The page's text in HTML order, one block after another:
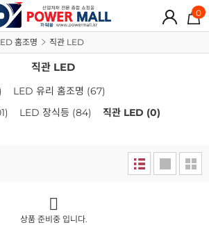
0
홈조명 직관 LED
직관 LED
LED 유리 홈조명 (67)
LED 장식등 (84) 직관 LED (0)
상품 준비중 입니다.